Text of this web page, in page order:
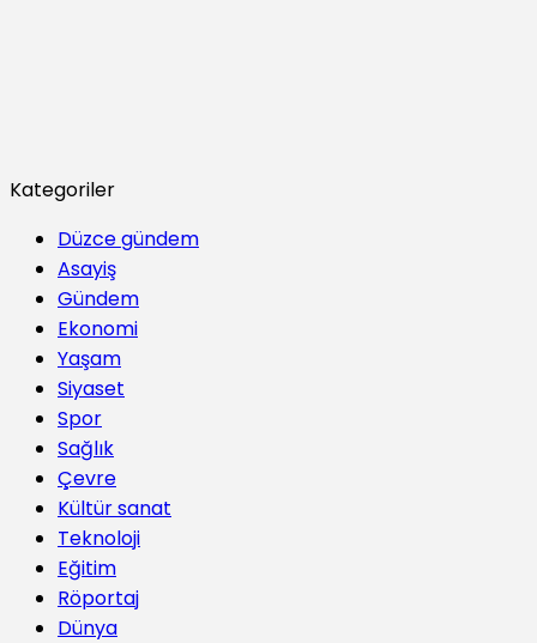
Kategoriler
Düzce gündem
Asayiş
Gündem
Ekonomi
Yaşam
Siyaset
Spor
Sağlık
Çevre
Kültür sanat
Teknoloji
Eğitim
Röportaj
Dünya